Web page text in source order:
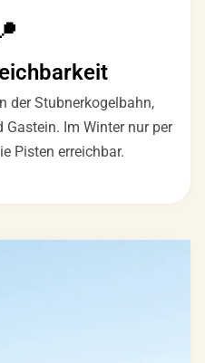
der Stubnerkogelbahn,
Im Winter nur per
Pisten erreichbar.